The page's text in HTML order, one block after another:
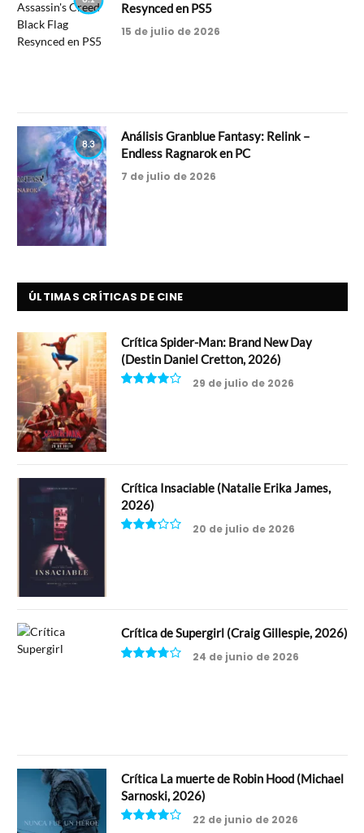
Resynced en PS5
15 de julio de 2026
8.3
Análisis Granblue Fantasy: Relink –
Endless Ragnarok en PC
7 de julio de 2026
ÚLTIMAS CRÍTICAS DE CINE
Crítica Spider-Man: Brand New Day
(Destin Daniel Cretton, 2026)
29 de julio de 2026
Crítica Insaciable (Natalie Erika James,
2026)
20 de julio de 2026
Crítica de Supergirl (Craig Gillespie, 2026)
24 de junio de 2026
Crítica La muerte de Robin Hood (Michael
Sarnoski, 2026)
22 de junio de 2026